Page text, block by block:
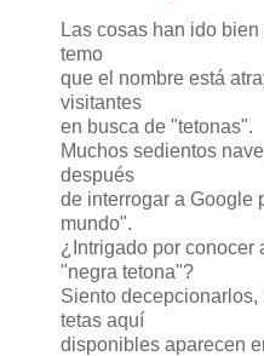
Las cosas han ido
temo
que el nombre está
visitantes
en busca de "tetonas".
Muchos sedientos
después
de interrogar a Google
mundo".
¿Intrigado por conocer
"negra tetona"?
Siento
tetas aquí
disponibles aparecen